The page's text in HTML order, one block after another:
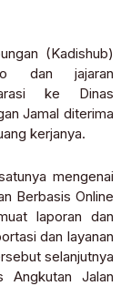
(Kadishub)
dan jajaran
ke Dinas
Jamal diterima
kerjanya.
mengenai
Berbasis Online
laporan dan
dan layanan
selanjutnya
Angkutan Jalan